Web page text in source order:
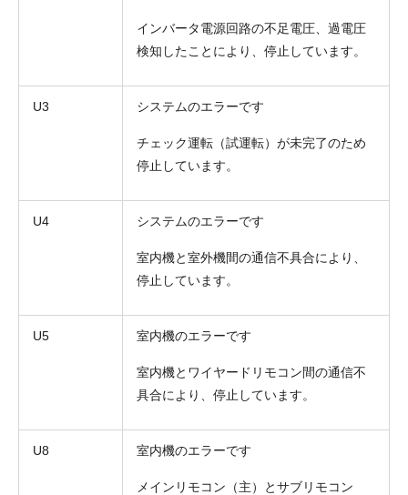
インバータ電源回路の不足電圧、過電圧
検知したことにより、停止しています。
U3 システムのエラーです
チェック運転（試運転）が未完了のため
停止しています。
U4 システムのエラーです
室内機と室外機間の通信不具合により、
停止しています。
U5 室内機のエラーです
室内機とワイヤードリモコン間の通信不
具合により、停止しています。
U8 室内機のエラーです
メインリモコン（主）とサブリモコン